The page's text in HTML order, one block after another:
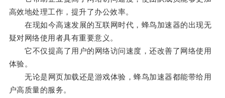
高效地处理工作，提升了办公效率。
在现如今高速发展的互联网时代，蜂鸟加速器的出现无
疑对网络使用者具有重要意义。
它不仅提高了用户的网络访问速度，还改善了网络使用
体验。
无论是网页加载还是游戏体验，蜂鸟加速器都能带给用
户高质量的服务。